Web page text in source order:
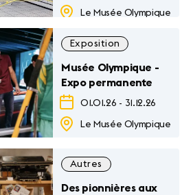
Le Musée Olympique
Exposition
Musée Olympique -
Expo permanente
01.01.26 - 31.12.26
Le Musée Olympique
Autres
Des pionnières aux